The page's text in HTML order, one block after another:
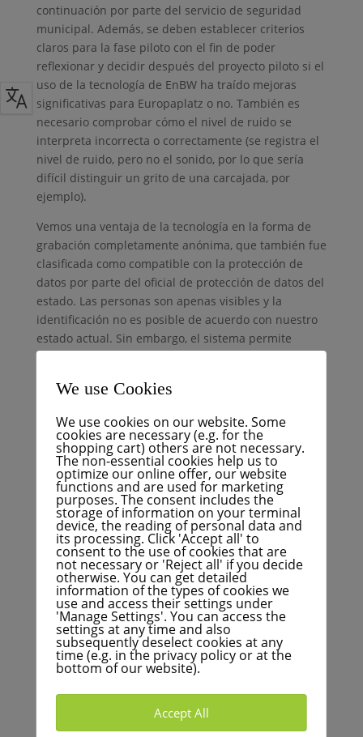
continuación por parte del servicio de seguridad
municipal. Además, se deben establecer criterios
claros para la fase piloto con el fin de poder
reflexionar y decidir después del proyecto piloto si el
uso de la tecnología de EnBW ha traído mejoras
significativas para Europaplatz o no. También es
necesario comprobar cómo el nivel de ruido se
interpreta incorrecta o correctamente (se registra el
nivel de ruido, pero no el sonido, por lo que sería
difícil distinguir un grito de una carcajada, por
ejemplo).
Vemos una ventaja de la tecnología en la forma de
grabación completamente anónima, que también fue
clasificada como compatible con la protección de
datos por parte del oficial de protección de datos del
estado. Las personas son apenas visibles y la
identificación no es posible de acuerdo con nuestro
estado actual. Sin embargo, el sistema permite
identificar posibles peligros a medida que surgen y,
municipal oa la policía en una etapa temprana. Esto
aclararse en una etapa temprana, lo que no ocurre
con la vigilancia con cámara clásica, ya que las
grabaciones se utilizan más para preservar pruebas.
Nuestro grupo vota a favor del proyecto piloto de dos
años con EnBW, teniendo en cuenta los demás
argumentos de nuestra respuesta a las otras dos
preguntas.
Informe BNN sobre el debate
Teile diesen Beitrag
We use Cookies
We use cookies on our website. Some
cookies are necessary (e.g. for the
shopping cart) others are not necessary.
The non-essential cookies help us to
optimize our online offer, our website
functions and are used for marketing
purposes. The consent includes the
storage of information on your terminal
device, the reading of personal data and
its processing. Click 'Accept all' to
consent to the use of cookies that are
not necessary or 'Reject all' if you decide
otherwise. You can get detailed
information of the types of cookies we
use and access their settings under
'Manage Settings'. You can access the
settings at any time and also
subsequently deselect cookies at any
time (e.g. in the privacy policy or at the
bottom of our website).
Accept All